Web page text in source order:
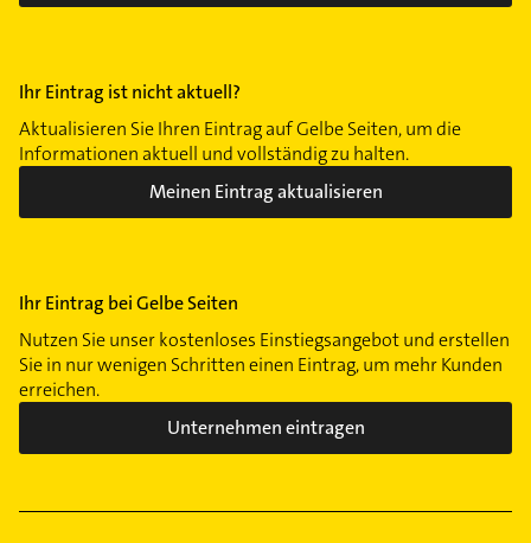
Ihr Eintrag ist nicht aktuell?
Aktualisieren Sie Ihren Eintrag auf Gelbe Seiten, um die
Informationen aktuell und vollständig zu halten.
Meinen Eintrag aktualisieren
Ihr Eintrag bei Gelbe Seiten
Nutzen Sie unser kostenloses Einstiegsangebot und erstellen
Sie in nur wenigen Schritten einen Eintrag, um mehr Kunden
erreichen.
Unternehmen eintragen